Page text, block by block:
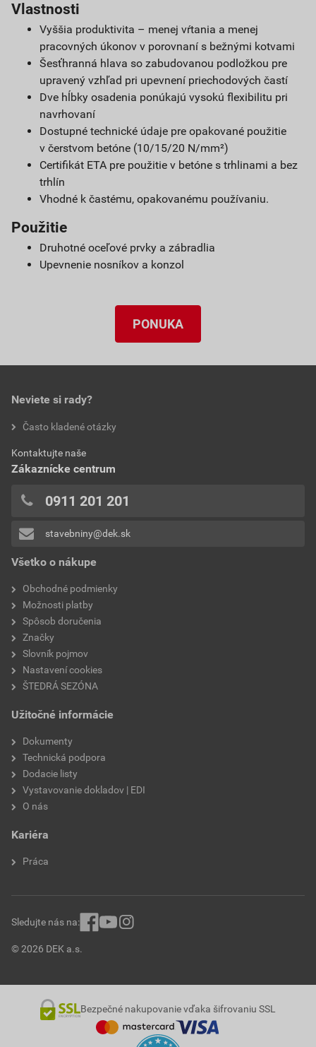
Vlastnosti
Vyššia produktivita – menej vŕtania a menej
pracovných úkonov v porovnaní s bežnými kotvami
Šesťhranná hlava so zabudovanou podložkou pre
upravený vzhľad pri upevnení priechodových častí
Dve hĺbky osadenia ponúkajú vysokú flexibilitu pri
navrhovaní
Dostupné technické údaje pre opakované použitie
v čerstvom betóne (10/15/20 N/mm²)
Certifikát ETA pre použitie v betóne s trhlinami a bez
trhlín
Vhodné k častému, opakovanému používaniu.
Použitie
Druhotné oceľové prvky a zábradlia
Upevnenie nosníkov a konzol
PONUKA
Všetko o nákupe
Obchodné podmienky
Možnosti platby
Spôsob doručenia
Značky
Slovník pojmov
Nastavení cookies
ŠTEDRÁ SEZÓNA
Užitočné informácie
Dokumenty
Technická podpora
Dodacie listy
Vystavovanie dokladov | EDI
O nás
Kariéra
Práca
Neviete si rady?
Často kladené otázky
Kontaktujte naše
Zákaznícke centrum
0911 201 201
stavebniny@dek.sk
© 2026 DEK a.s.
Sledujte nás na:
Bezpečné nakupovanie vďaka šifrovaniu SSL